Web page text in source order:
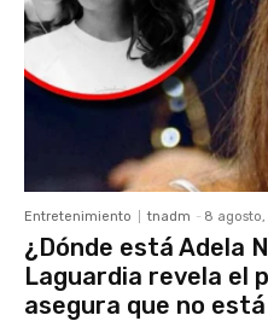
Entretenimiento tnadm - 8
¿Dónde está Adela
Laguardia revela el
asegura que no